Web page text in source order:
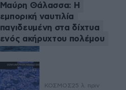
Μαύρη Θάλασσα: Η
εμπορική ναυτιλία
παγιδευμένη στα δίχτυα
ενός ακήρυχτου πολέμου
ΚΟΣΜΟΣ25 λ. πριν